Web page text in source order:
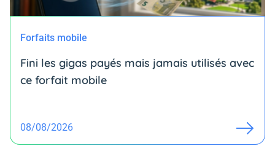
Forfaits mobile
Fini les gigas payés mais jamais utilisés avec
ce forfait mobile
08/08/2026